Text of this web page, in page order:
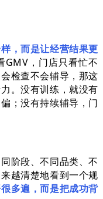
，而是让经营结果更
GMV，门店只看忙不
检查不会辅导，那这
。没有训练，就没有
；没有持续辅导，门
阶段、不同品类、不
越清楚地看到一个规
多遍，而是把成功背